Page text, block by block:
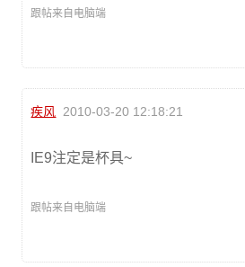
跟帖来自电脑端
疾风 2010-03-20 12:18:21
IE9注定是杯具~
跟帖来自电脑端